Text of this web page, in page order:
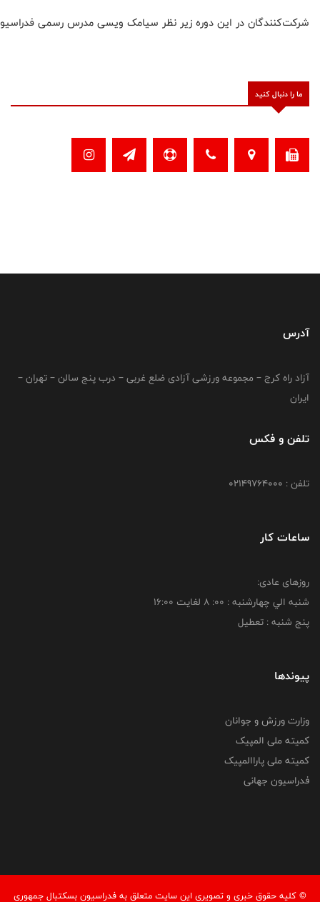
شرکت‌کنندگان در این دوره زیر نظر سیامک ویسی مدرس رسمی
ما را دنبال کنید
آدرس
آزاد راه کرج – مجموعه ورزشی آزادی ضلع غربی – درب پنج سالن – تهران –
ایران
تلفن و فکس
تلفن : 02149764000
ساعات کار
روزهای عادی:
شنبه الي چهارشنبه : 00: 8 لغايت 16:00
پنج شنبه : تعطیل
پیوندها
وزارت ورزش و جوانان
کمیته ملی المپیک
کمیته ملی پاراالمپیک
فدراسیون جهانی
© کليه حقوق خبری و تصويری اين سايت متعلق به فدراسیون بسکتبال جمهوری